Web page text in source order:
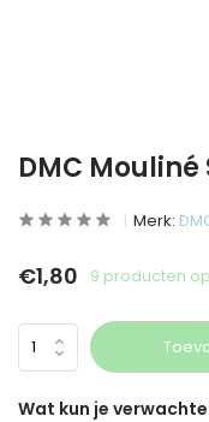
DMC
Merk:
€1,80 9 producten
Wat kun je